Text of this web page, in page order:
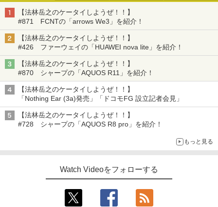
【法林岳之のケータイしようぜ！！】
#871 FCNTの「arrows We3」を紹介！
【法林岳之のケータイしようぜ！！】
#426 ファーウェイの「HUAWEI nova lite」を紹介！
【法林岳之のケータイしようぜ！！】
#870 シャープの「AQUOS R11」を紹介！
【法林岳之のケータイしようぜ！！】
「Nothing Ear (3a)発売」「ドコモFG 設立記者会見」
【法林岳之のケータイしようぜ！！】
#728 シャープの「AQUOS R8 pro」を紹介！
もっと見る
Watch Videoをフォローする